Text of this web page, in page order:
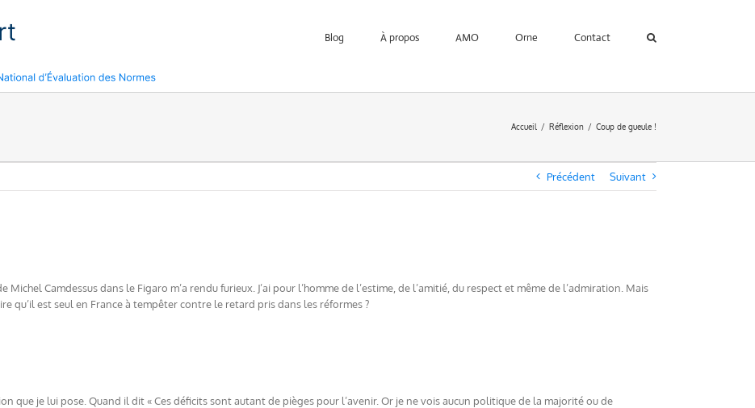
Blog À propos AMO Orne Contact
Accueil Réflexion Coup de gueule !
Précédent Suivant
Michel Camdessus dans le Figaro m’a rendu furieux. J’ai pour l’homme de l’estime, de l’amitié, du respect et même de l’admiration. Mais
qu’il est seul en France à tempêter contre le retard pris dans les réformes ?
que je lui pose. Quand il dit « Ces déficits sont autant de pièges pour l’avenir. Or je ne vois aucun politique de la majorité ou de